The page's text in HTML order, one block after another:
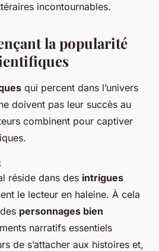
incontournables.
la popularité
qui percent dans l’univers
doivent pas leur succès au
combinent pour captiver
réside dans des intrigues
le lecteur en haleine. À cela
personnages bien
narratifs essentiels
de s’attacher aux histoires et,